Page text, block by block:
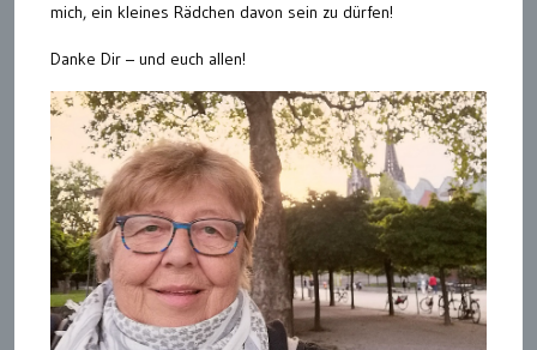
mich, ein kleines Rädchen davon sein zu dürfen!
Danke Dir – und euch allen!